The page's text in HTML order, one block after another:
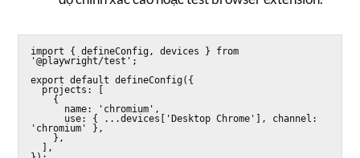
import { defineConfig, devices } from
'@playwright/test';
export default defineConfig({
    {
'chromium' },